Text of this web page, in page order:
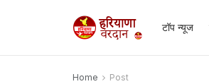
टॉप न्यूज
Home Post